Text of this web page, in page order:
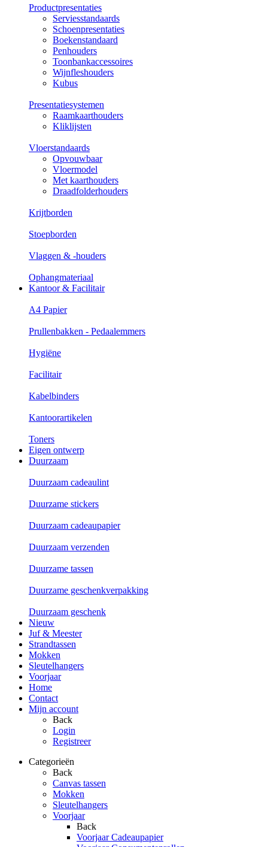
Productpresentaties
Serviesstandaards
Schoenpresentaties
Boekenstandaard
Penhouders
Toonbankaccessoires
Wijnfleshouders
Kubus
Presentatiesystemen
Raamkaarthouders
Kliklijsten
Vloerstandaards
Opvouwbaar
Vloermodel
Met kaarthouders
Draadfolderhouders
Krijtborden
Stoepborden
Vlaggen & -houders
Ophangmateriaal
Kantoor & Facilitair
A4 Papier
Prullenbakken - Pedaalemmers
Hygiëne
Facilitair
Kabelbinders
Kantoorartikelen
Toners
Eigen ontwerp
Duurzaam
Duurzaam cadeaulint
Duurzame stickers
Duurzaam cadeaupapier
Duurzaam verzenden
Duurzame tassen
Duurzame geschenkverpakking
Duurzaam geschenk
Nieuw
Juf & Meester
Strandtassen
Mokken
Sleutelhangers
Voorjaar
Home
Contact
Mijn account
Back
Login
Registreer
Categorieën
Back
Canvas tassen
Mokken
Sleutelhangers
Voorjaar
Back
Voorjaar Cadeaupapier